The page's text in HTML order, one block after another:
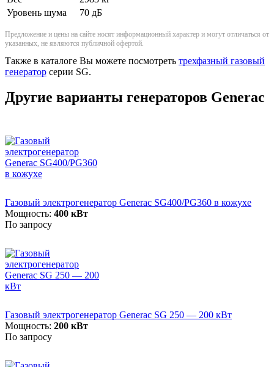
Уровень шума
70 дБ
Предложение и цены на сайте носят информационный характер и могут отличаться от
указанных, не являются публичной офертой.
Также в каталоге Вы можете посмотреть трехфазный газовый
генератор серии SG.
Другие варианты генераторов Generac
Газовый электрогенератор Generac SG400/PG360 в кожухе
Мощность: 400 кВт
По запросу
Газовый электрогенератор Generac SG 250 — 200 кВт
Мощность: 200 кВт
По запросу